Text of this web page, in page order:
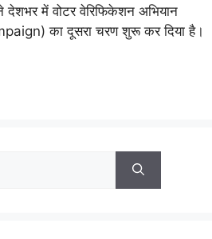
में वोटर वेरिफिकेशन अभियान
का दूसरा चरण शुरू कर दिया है।